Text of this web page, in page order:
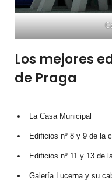
Los mejores
de Praga
La Casa Municipal
Edificios nº 8 y 9 de la
Edificios nº 11 y 13 de
Galería Lucerna y su